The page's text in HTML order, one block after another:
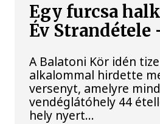
Egy furcsa
Év
A Balatoni Kör idén
alkalommal hirdette
versenyt, amelyre
vendéglátóhely 44
hely nyert...